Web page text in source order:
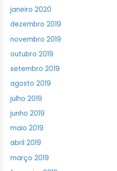
janeiro 2020
dezembro 2019
novembro 2019
outubro 2019
setembro 2019
agosto 2019
julho 2019
junho 2019
maio 2019
abril 2019
março 2019